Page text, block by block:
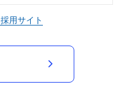
採用サイト